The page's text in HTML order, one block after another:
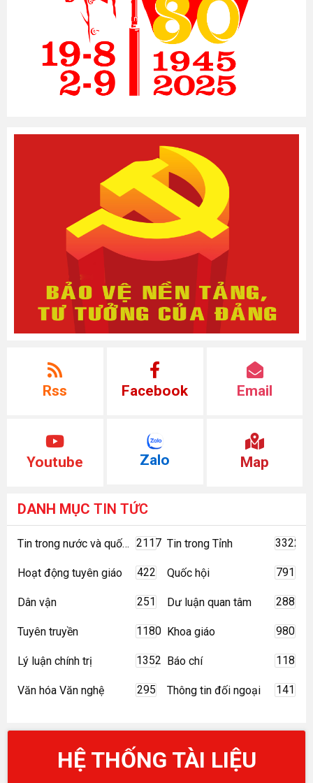
Rss Facebook Email
Youtube Zalo Map
DANH MỤC TIN TỨC
Tin trong nước và quốc tế 2117 Tin trong Tỉnh 3322
Hoạt động tuyên giáo 422 Quốc hội 791
Dân vận 251 Dư luận quan tâm 288
Tuyên truyền 1180 Khoa giáo 980
Lý luận chính trị 1352 Báo chí 118
Văn hóa Văn nghệ 295 Thông tin đối ngoại 141
HỆ THỐNG TÀI LIỆU